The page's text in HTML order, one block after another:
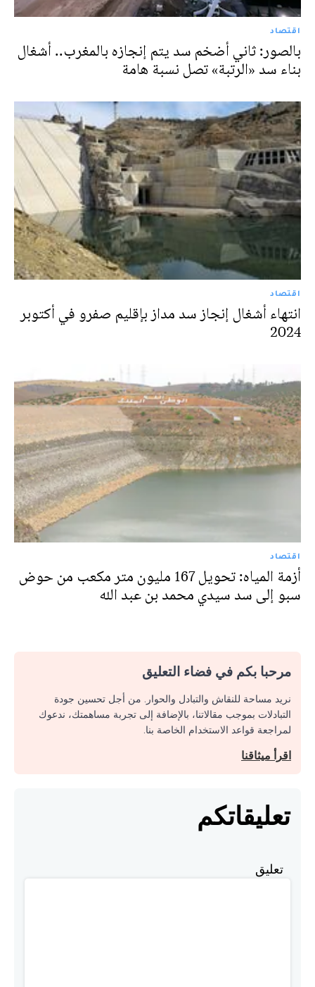
اقتصاد
بالصور: ثاني أضخم سد يتم إنجازه بالمغرب.. أشغال
بناء سد «الرتبة» تصل نسبة هامة
اقتصاد
انتهاء أشغال إنجاز سد مداز بإقليم صفرو في أكتوبر
2024
اقتصاد
أزمة المياه: تحويل 167 مليون متر مكعب من حوض
سبو إلى سد سيدي محمد بن عبد الله
مرحبا بكم في فضاء التعليق
نريد مساحة للنقاش والتبادل والحوار. من أجل تحسين جودة
التبادلات بموجب مقالاتنا، بالإضافة إلى تجربة مساهمتك، ندعوك
لمراجعة قواعد الاستخدام الخاصة بنا.
اقرأ ميثاقنا
تعليقاتكم
تعليق